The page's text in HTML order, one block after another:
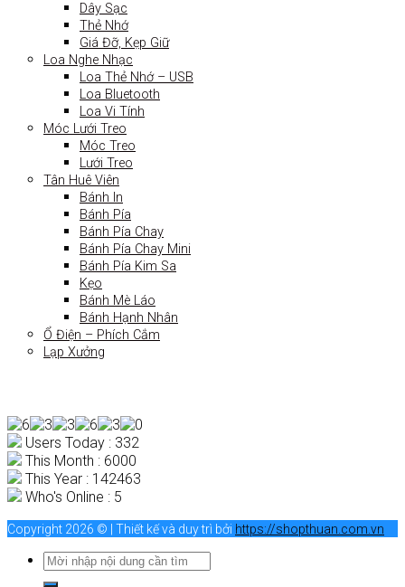
Dây Sạc
Thẻ Nhớ
Giá Đỡ, Kẹp Giữ
Loa Nghe Nhạc
Loa Thẻ Nhớ – USB
Loa Bluetooth
Loa Vi Tính
Móc Lưới Treo
Móc Treo
Lưới Treo
Tân Huê Viên
Bánh In
Bánh Pía
Bánh Pía Chay
Bánh Pía Chay Mini
Bánh Pía Kim Sa
Kẹo
Bánh Mè Láo
Bánh Hạnh Nhân
Ổ Điện – Phích Cắm
Lạp Xưởng
Users Today : 332
This Month : 6000
This Year : 142463
Who's Online : 5
Copyright 2026 © | Thiết kế và duy trì bởi https://shopthuan.com.vn